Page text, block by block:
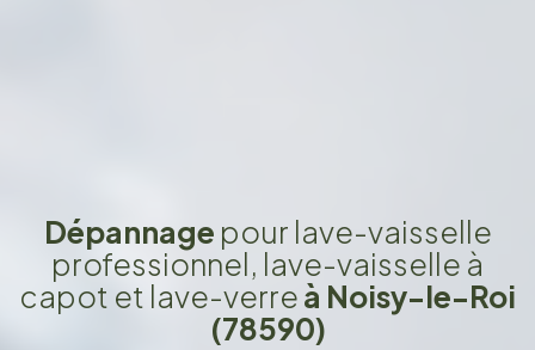
Dépannage pour lave-vaisselle
professionnel, lave-vaisselle à
capot et lave-verreà Noisy-le-Roi
(78590)